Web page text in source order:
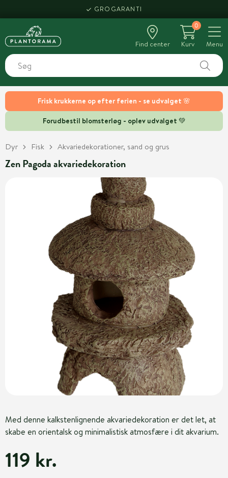
Frisk krukkerne op efter ferien - se udvalget 🌸
Forudbestil blomsterløg - oplev udvalget 💚
GROGARANTI
Find center
0
Kurv
Menu
Dyr Fisk Akvariedekorationer, sand og grus
Zen Pagoda akvariedekoration
Med denne kalkstenlignende akvariedekoration er det let, at
skabe en orientalsk og minimalistisk atmosfære i dit akvarium.
119 kr.